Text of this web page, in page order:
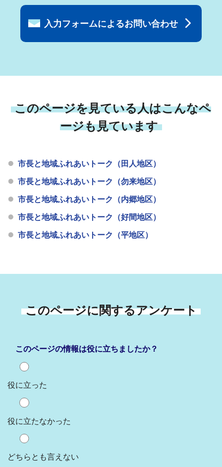
入力フォームによるお問い合わせ
このページを見ている人はこんなペ
ージも見ています
市長と地域ふれあいトーク（田人地区）
市長と地域ふれあいトーク（勿来地区）
市長と地域ふれあいトーク（内郷地区）
市長と地域ふれあいトーク（好間地区）
市長と地域ふれあいトーク（平地区）
このページに関するアンケート
このページの情報は役に立ちましたか？
役に立った
役に立たなかった
どちらとも言えない